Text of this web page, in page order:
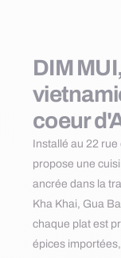
DIM
coeur
Installé au 22 rue
propose une
ancrée dans la
Kha Khai, Gua
chaque plat est
épices